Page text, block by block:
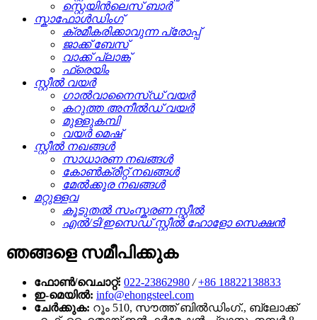
സ്റ്റെയിൻലെസ് ബാർ
സ്കാഫോൾഡിംഗ്
ക്രമീകരിക്കാവുന്ന പ്രോപ്പ്
ജാക്ക് ബേസ്
വാക്ക് പ്ലാങ്ക്
ഫ്രെയിം
സ്റ്റീൽ വയർ
ഗാൽവാനൈസ്ഡ് വയർ
കറുത്ത അനീൽഡ് വയർ
മുള്ളുകമ്പി
വയർ മെഷ്
സ്റ്റീൽ നഖങ്ങൾ
സാധാരണ നഖങ്ങൾ
കോൺക്രീറ്റ് നഖങ്ങൾ
മേൽക്കൂര നഖങ്ങൾ
മറ്റുള്ളവ
കൂടുതൽ സംസ്കരണ സ്റ്റീൽ
എൽ/ടി/ഇസെഡ് സ്റ്റീൽ ഹോളോ സെക്ഷൻ
ഞങ്ങളെ സമീപിക്കുക
ഫോൺ/വെചാറ്റ്: 022-23862980 / +86 18822138833
ഇ-മെയിൽ: info@ehongsteel.com
ചേർക്കുക: റൂം 510, സൗത്ത് ബിൽഡിംഗ്., ബ്ലോക്ക്